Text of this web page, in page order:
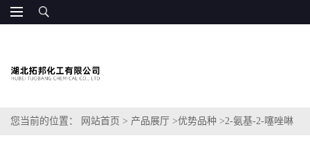
您当前的位置： 网站首页 > 产品展厅 >优势品种 >2-氨基-2-噻唑啉